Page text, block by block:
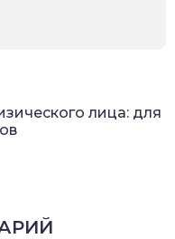
лица: для